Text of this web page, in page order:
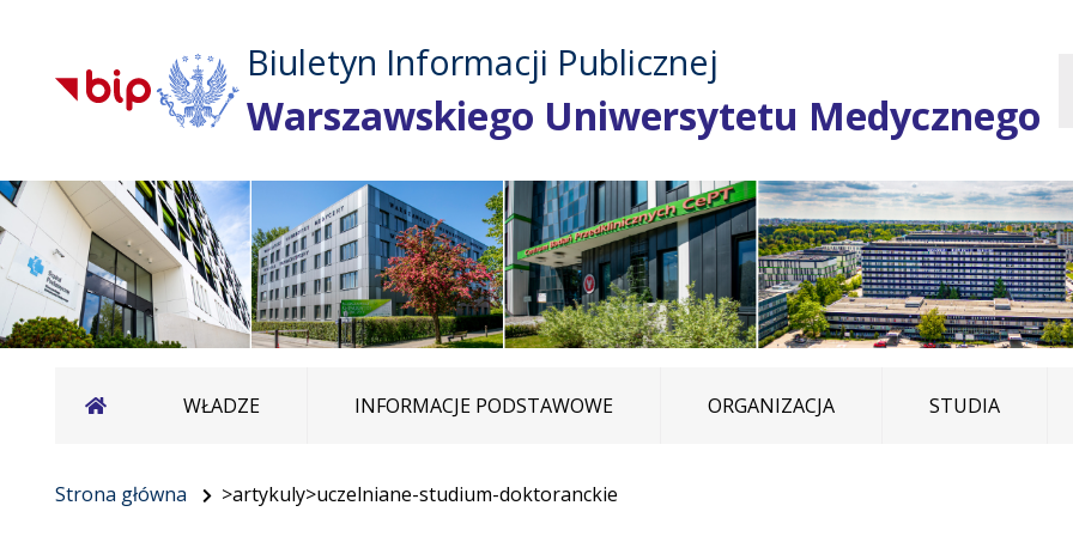
głównego menu
Biuletyn Informacji Publicznej
Warszawskiego Uniwersytetu Medycznego
Strona główna
WŁADZE INFORMACJE PODSTAWOWE ORGANIZACJA STUDIA
Strona główna >artykuly>uczelniane-studium-doktoranckie